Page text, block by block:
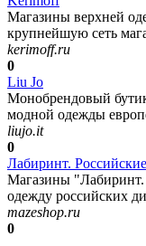
Магазины верхней
крупнейшую сеть
kerimoff.ru
0
Liu Jo
Монобрендовый
модной одежды
liujo.it
0
Лабиринт.
Магазины "Лабиринт.
одежду российских
mazeshop.ru
0